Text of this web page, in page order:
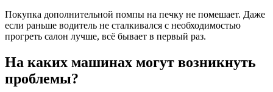
Покупка дополнительной помпы на печку не помешает. Даже
если раньше водитель не сталкивался с необходимостью
прогреть салон лучше, всё бывает в первый раз.
На каких машинах могут возникнуть
проблемы?